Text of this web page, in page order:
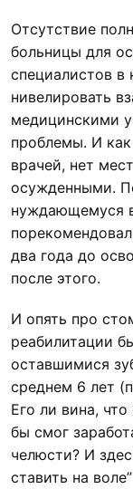
Отсутствие
больницы для
специалистов в
нивелировать
медицинскими
проблемы. И
врачей, нет
осужденными.
нуждающемуся
два года до
после этого.
И опять про
реабилитации
оставшимися
среднем 6 лет
Его ли вина,
бы смог
челюсти? И
ставить на